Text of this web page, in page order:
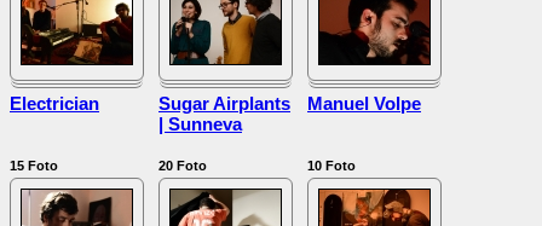
Electrician
15 Foto
Sugar Airplants
| Sunneva
20 Foto
Manuel Volpe
10 Foto